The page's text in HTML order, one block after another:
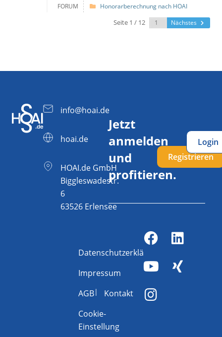
FORUM Honorarberechnung nach HOAI
Seite 1 / 12 Nächstes
info@hoai.de
hoai.de
HOAI.de GmbH
Biggleswadestr.
6
63526 Erlensee
Jetzt
anmelden
und
profitieren.
Registrieren
Login
Datenschutzerklärung
Impressum
AGB
Kontakt
Cookie-
Einstellung